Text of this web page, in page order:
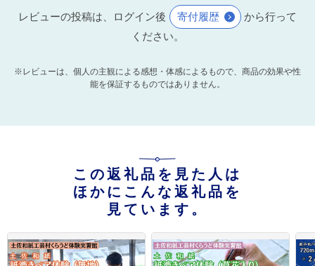
レビューの投稿は、ログイン後 寄付履歴
から行って
ください。
※レビューは、個人の主観による感想・体感によるもので、商品の効果や性
能を保証するものではありません。
この返礼品を見た人は
ほかにこんな返礼品を
見ています。